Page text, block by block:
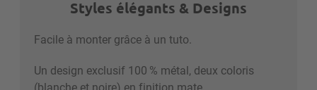
Styles élégants & Designs
Facile à monter grâce à un tuto.
Un design exclusif 100 % métal, deux coloris
(blanche et noire) en finition mate.